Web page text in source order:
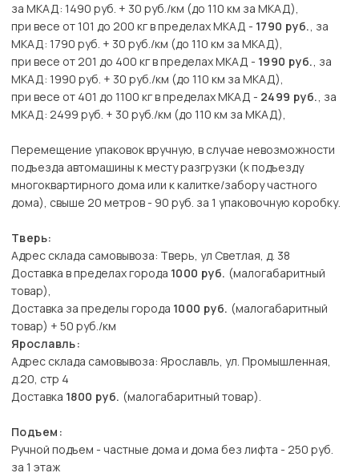
за МКАД: 1490 руб. + 30 руб./км (до 110 км за МКАД),
при весе от 101 до 200 кг в пределах МКАД - 1790 руб., за
МКАД: 1790 руб. + 30 руб./км (до 110 км за МКАД),
при весе от 201 до 400 кг в пределах МКАД - 1990 руб., за
МКАД: 1990 руб. + 30 руб./км (до 110 км за МКАД),
при весе от 401 до 1100 кг в пределах МКАД - 2499 руб., за
МКАД: 2499 руб. + 30 руб./км (до 110 км за МКАД),
Перемещение упаковок вручную, в случае невозможности
подъезда автомашины к месту разгрузки (к подъезду
многоквартирного дома или к калитке/забору частного
дома), свыше 20 метров - 90 руб. за 1 упаковочную коробку.
Тверь:
Адрес склада самовывоза: Тверь, ул Светлая, д. 38
Доставка в пределах города 1000 руб. (малогабаритный
товар),
Доставка за пределы города 1000 руб. (малогабаритный
товар) + 50 руб./км
Ярославль:
Адрес склада самовывоза: Ярославль, ул. Промышленная,
д.20, стр 4
Доставка 1800 руб. (малогабаритный товар).
Подъем:
Ручной подъем - частные дома и дома без лифта - 250 руб.
за 1 этаж